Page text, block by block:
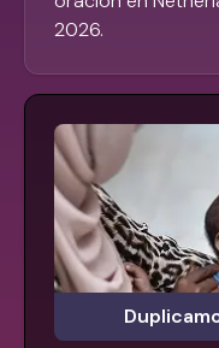
2026.